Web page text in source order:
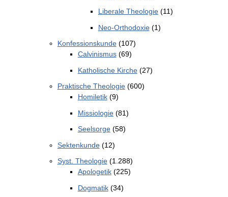
Liberale Theologie(11)
Neo-Orthodoxie(1)
Konfessionskunde(107)
Calvinismus(69)
Katholische Kirche(27)
Praktische Theologie(600)
Homiletik(9)
Missiologie(81)
Seelsorge(58)
Sektenkunde(12)
Syst. Theologie(1.288)
Apologetik(225)
Dogmatik(34)